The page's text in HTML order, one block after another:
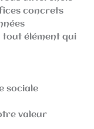
concrets
tout élément qui
sociale
valeur